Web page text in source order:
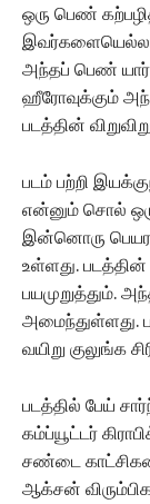
ஒரு பெண்
அந்தப் பெண்
ஹீரோவுக்கும்
படத்தின்
படம் பற்றி
என்னும் சொல்
இன்னொரு
உள்ளது.
பயமுறுத்தும்.
அமைந்துள்ளது.
வயிறு குலுங்க
படத்தில் பேய்
கம்ப்யூட்டர்
சண்டை
ஆக்சன்